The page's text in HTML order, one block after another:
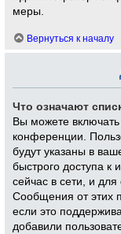
меры.
Вернуться к началу
Что означают
Вы можете включать
конференции.
будут указаны в
быстрого доступа
сейчас в сети, и
Сообщения от этих
если это
добавили